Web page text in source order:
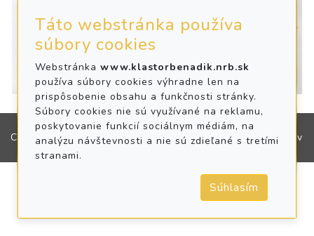
Copyright © 2016Bazilika minor sv. Benedikta, opáta v
Hronskom Beňadiku.
Táto webstránka používa
súbory cookies
Webstránka www.klastorbenadik.nrb.sk
používa súbory cookies výhradne len na
prispôsobenie obsahu a funkčnosti stránky.
Súbory cookies nie sú využívané na reklamu,
poskytovanie funkcií sociálnym médiám, na
analýzu návštevnosti a nie sú zdieľané s tretími
stranami.
Súhlasím